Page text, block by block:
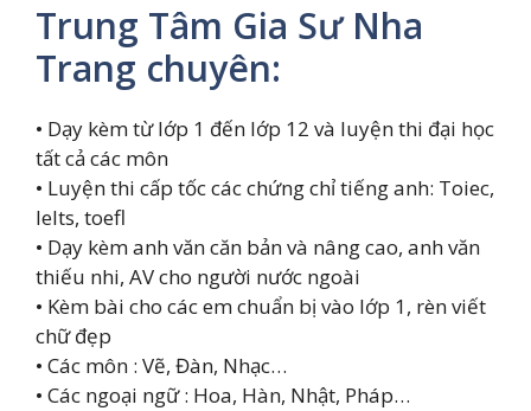
Trung Tâm Gia Sư Nha
Trang chuyên:
• Dạy kèm từ lớp 1 đến lớp 12 và luyện thi đại học
tất cả các môn
• Luyện thi cấp tốc các chứng chỉ tiếng anh: Toiec,
Ielts, toefl
• Dạy kèm anh văn căn bản và nâng cao, anh văn
thiếu nhi, AV cho người nước ngoài
• Kèm bài cho các em chuẩn bị vào lớp 1, rèn viết
chữ đẹp
• Các môn : Vẽ, Đàn, Nhạc…
• Các ngoại ngữ : Hoa, Hàn, Nhật, Pháp…